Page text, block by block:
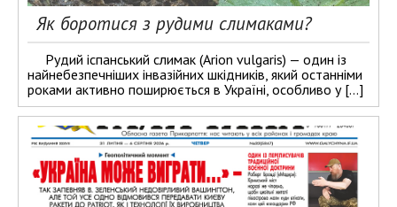
Як боротися з рудими слимаками?
Рудий іспанський слимак (Arion vulgaris) — один із
найнебезпечніших інвазійних шкідників, який останніми
роками активно поширюється в Україні, особливо у […]